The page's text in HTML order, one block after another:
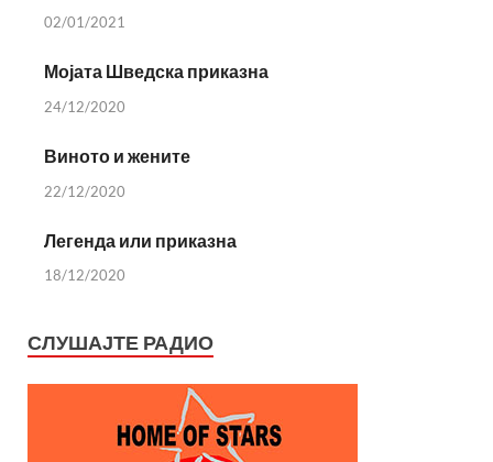
02/01/2021
Мојата Шведска приказна
24/12/2020
Виното и жените
22/12/2020
Легенда или приказна
18/12/2020
СЛУШАЈТЕ РАДИО